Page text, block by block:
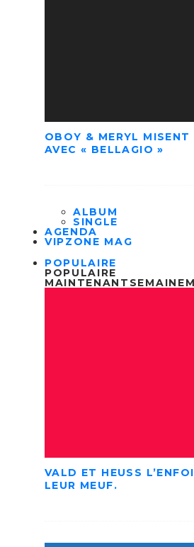
OBOY & MERYL MISENT
AVEC « BELLAGIO »
ALBUM
SINGLE
AGENDA
VIPZONE MAG
POPULAIRE
POPULAIRE
MAINTENANT SEMAINE
VALD ET HEUSS
LEUR MEUF.